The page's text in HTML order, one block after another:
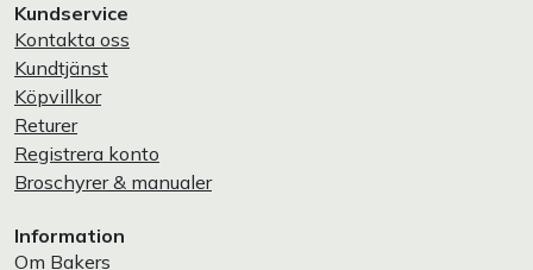
Kundservice
Kontakta oss
Kundtjänst
Köpvillkor
Returer
Registrera konto
Broschyrer & manualer
Information
Om Bakers